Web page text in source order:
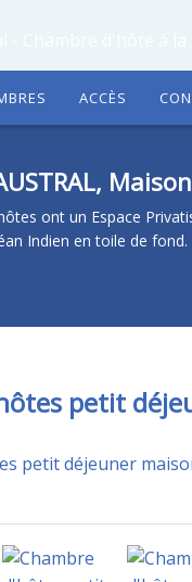
ACCÈS
ont un Espace
Indien en toile de
petit